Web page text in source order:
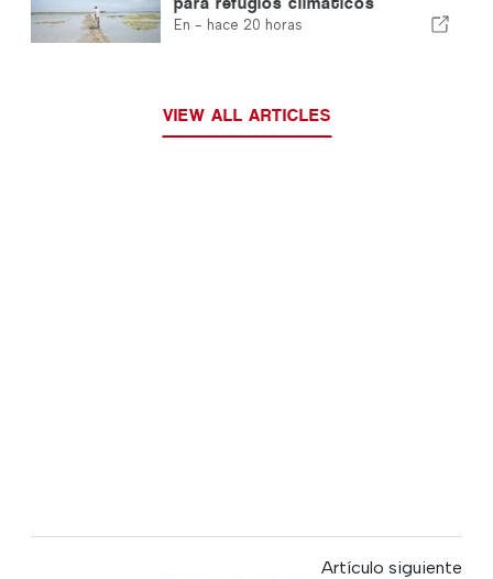
En - hace 20 horas
VIEW ALL ARTICLES
Artículo siguiente